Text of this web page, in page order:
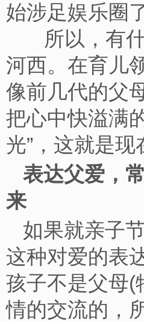
始涉足娱乐圈
所以，有什
河西。在育儿
像前几代的父
把心中快溢满
光”，这就是
表达父爱，
来
如果就亲子
这种对爱的表
孩子不是父母(
情的交流的，